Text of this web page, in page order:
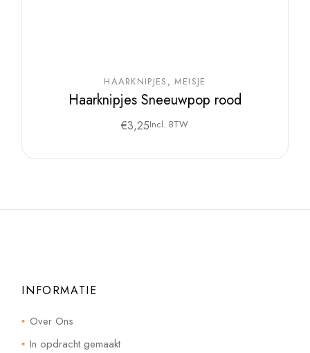
HAARKNIPJES MEISJE
Haarknipjes Sneeuwpop rood
€3,25Incl. BTW
INFORMATIE
Over Ons
In opdracht gemaakt